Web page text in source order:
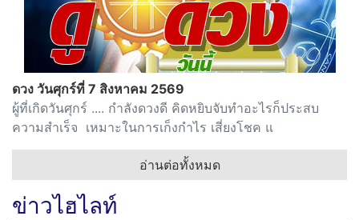
ดวง วันศุกร์ที่ 7 สิงหาคม 2569
ผู้ที่เกิดวันศุกร์ .... กำลังดวงดี คิดหยิบจับทำอะไรก็ประสบ
ความสำเร็จ เหมาะในการเก็งกำไร เสี่ยงโชค แ
อ่านต่อทั้งหมด
ข่าวไฮไลท์